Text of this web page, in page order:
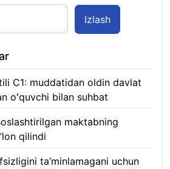
Izlash
C1: muddatidan oldin davlat
oʻquvchi bilan suhbat
maktabning
qilindi
ta’minlamagani uchun